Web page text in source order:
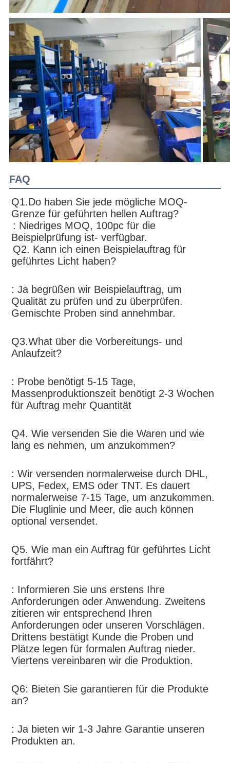
FAQ
Q1.Do haben Sie jede mögliche MOQ-
Grenze für geführten hellen Auftrag?
: Niedriges MOQ, 100pc für die
Beispielprüfung ist- verfügbar.
Q2. Kann ich einen Beispielauftrag für
geführtes Licht haben?
: Ja begrüßen wir Beispielauftrag, um
Qualität zu prüfen und zu überprüfen.
Gemischte Proben sind annehmbar.
Q3.What über die Vorbereitungs- und
Anlaufzeit?
: Probe benötigt 5-15 Tage,
Massenproduktionszeit benötigt 2-3 Wochen
für Auftrag mehr Quantität
Q4. Wie versenden Sie die Waren und wie
lang es nehmen, um anzukommen?
: Wir versenden normalerweise durch DHL,
UPS, Fedex, EMS oder TNT. Es dauert
normalerweise 7-15 Tage, um anzukommen.
Die Fluglinie und Meer, die auch können
optional versendet.
Q5. Wie man ein Auftrag für geführtes Licht
fortfährt?
: Informieren Sie uns erstens Ihre
Anforderungen oder Anwendung. Zweitens
zitieren wir entsprechend Ihren
Anforderungen oder unseren Vorschlägen.
Drittens bestätigt Kunde die Proben und
Plätze legen für formalen Auftrag nieder.
Viertens vereinbaren wir die Produktion.
Q6: Bieten Sie garantieren für die Produkte
an?
: Ja bieten wir 1-3 Jahre Garantie unseren
Produkten an.